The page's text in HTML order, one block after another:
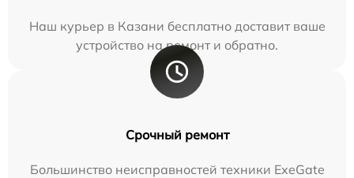
Наш курьер в Казани бесплатно доставит ваше
устройство на ремонт и обратно.
Срочный ремонт
Большинство неисправностей техники ExeGate